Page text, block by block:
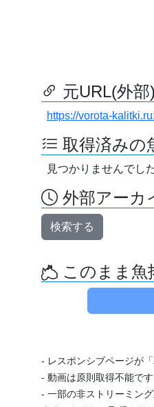
元URL(外部
https://vorota-
取得済みの
見つかりませんでし
外部アーカ
検索する
このまま魚
- レスポンシブページが
- 動画は原則取得不能で
- 一部の非ストリーミン